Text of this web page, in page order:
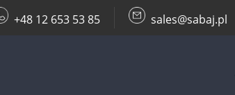
+48 12 653 53 85 sales@sabaj.pl